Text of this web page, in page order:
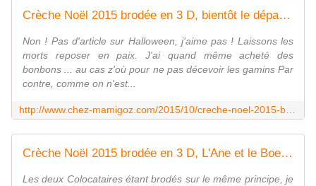
Crèche Noël 2015 brodée en 3 D, bientôt le départ ! - Chez Mamigoz
Non ! Pas d'article sur Halloween, j'aime pas ! Laissons les
morts reposer en paix. J'ai quand même acheté des
bonbons ... au cas z'où pour ne pas décevoir les gamins Par
contre, comme on n'est...
Crèche Noël 2015 brodée en 3 D, L'Ane et le Boeuf - Chez Mamigoz
Les deux Colocataires étant brodés sur le même principe, je